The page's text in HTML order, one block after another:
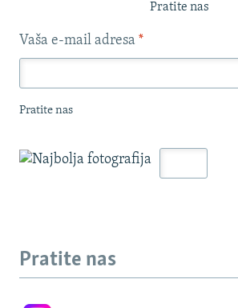
Pratite nas
Vaša e-mail adresa *
Pratite nas
Pratite nas